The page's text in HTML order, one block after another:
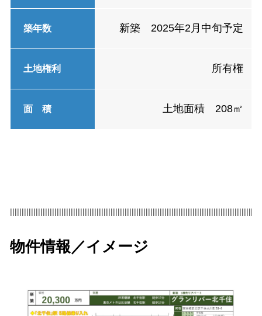
築年数 新築 2025年2月中旬予定
土地権利 所有権
面 積 土地面積 208㎡
物件情報／イメージ